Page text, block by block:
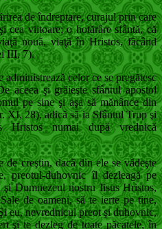
de îndreptare, curajul prin care
cea viitoare; o hotărâre sfântă, că
nouă, viaţă în Hristos, făcând
III, 7).
celor ce se pregătesc
aceea şi grăieşte sfântul apostol
pe sine şi aşa să mănânce din
XI, 28), adică să ia Sfântul Trup şi
Hristos numai după vrednică
de creştin, dacă din ele se vădeşte
preotul-duhovnic îl dezleagă pe
Dumnezeul nostru Iisus Hristos,
de oameni, să te ierte pe tine,
eu, nevrednicul preot şi duhovnic,
şi te dezleg de toate păcatele, în